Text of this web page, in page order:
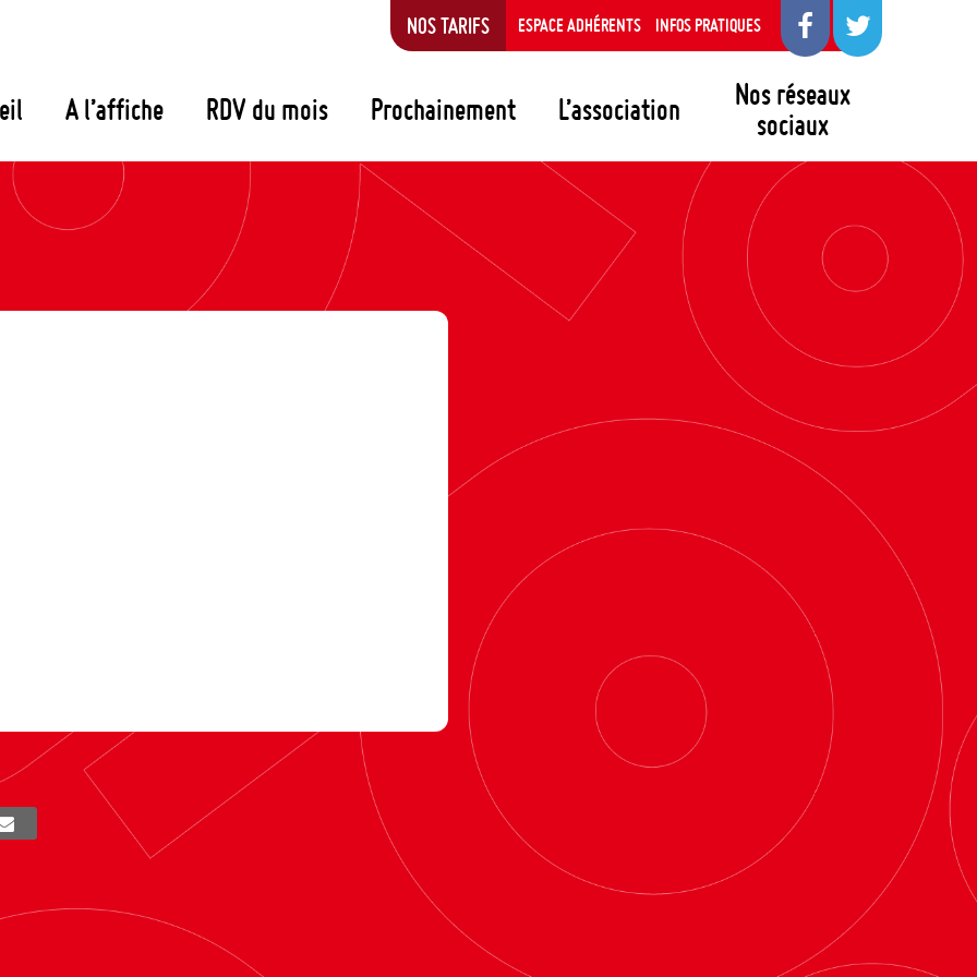
A l’affiche RDV du mois Prochainement L’association
Nos réseaux
sociaux
NOS TARIFS ESPACE ADHÉRENTS INFOS PRATIQUES